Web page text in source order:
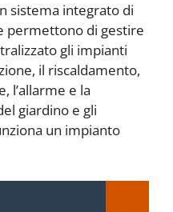
sistema integrato di
permettono di gestire
gli impianti
il riscaldamento,
l’allarme e la
giardino e gli
un impianto